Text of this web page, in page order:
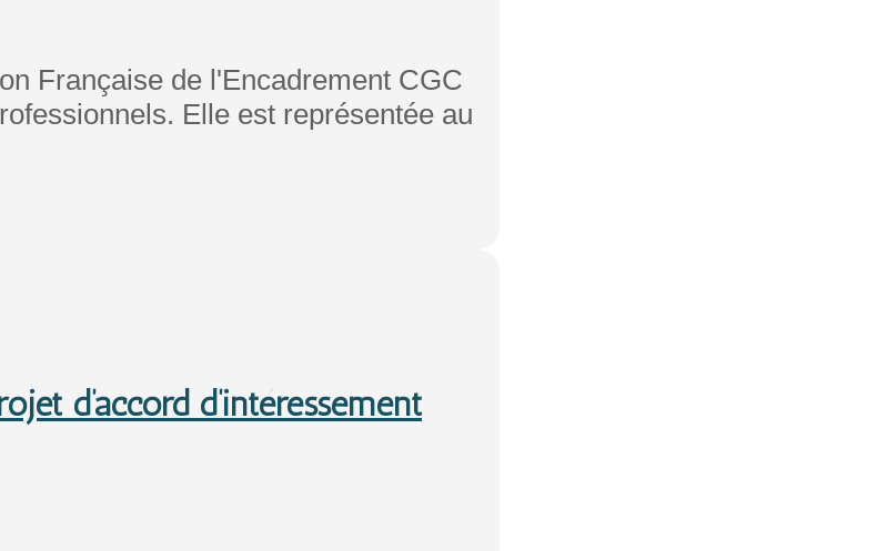
Française de l'Encadrement CGC
Elle est représentée au
d’accord d’intéressement